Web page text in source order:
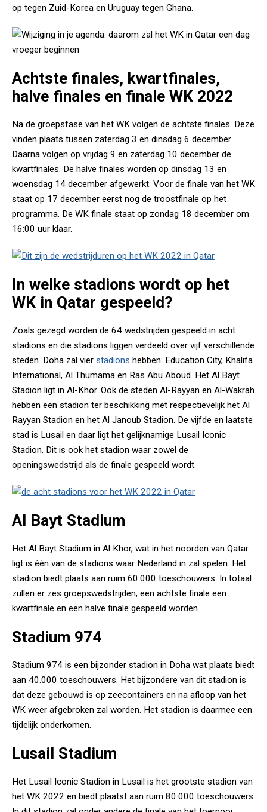
op tegen Zuid-Korea en Uruguay tegen Ghana.
Achtste finales, kwartfinales,
halve finales en finale WK 2022
Na de groepsfase van het WK volgen de achtste finales. Deze
vinden plaats tussen zaterdag 3 en dinsdag 6 december.
Daarna volgen op vrijdag 9 en zaterdag 10 december de
kwartfinales. De halve finales worden op dinsdag 13 en
woensdag 14 december afgewerkt. Voor de finale van het WK
staat op 17 december eerst nog de troostfinale op het
programma. De WK finale staat op zondag 18 december om
16:00 uur klaar.
In welke stadions wordt op het
WK in Qatar gespeeld?
Zoals gezegd worden de 64 wedstrijden gespeeld in acht
stadions en die stadions liggen verdeeld over vijf verschillende
steden. Doha zal vier stadions hebben: Education City, Khalifa
International, Al Thumama en Ras Abu Aboud. Het Al Bayt
Stadion ligt in Al-Khor. Ook de steden Al-Rayyan en Al-Wakrah
hebben een stadion ter beschikking met respectievelijk het Al
Rayyan Stadion en het Al Janoub Stadion. De vijfde en laatste
stad is Lusail en daar ligt het gelijknamige Lusail Iconic
Stadion. Dit is ook het stadion waar zowel de
openingswedstrijd als de finale gespeeld wordt.
Al Bayt Stadium
Het Al Bayt Stadium in Al Khor, wat in het noorden van Qatar
ligt is één van de stadions waar Nederland in zal spelen. Het
stadion biedt plaats aan ruim 60.000 toeschouwers. In totaal
zullen er zes groepswedstrijden, een achtste finale een
kwartfinale en een halve finale gespeeld worden.
Stadium 974
Stadium 974 is een bijzonder stadion in Doha wat plaats biedt
aan 40.000 toeschouwers. Het bijzondere van dit stadion is
dat deze gebouwd is op zeecontainers en na afloop van het
WK weer afgebroken zal worden. Het stadion is daarmee een
tijdelijk onderkomen.
Lusail Stadium
Het Lusail Iconic Stadion in Lusail is het grootste stadion van
het WK 2022 en biedt plaatst aan ruim 80.000 toeschouwers.